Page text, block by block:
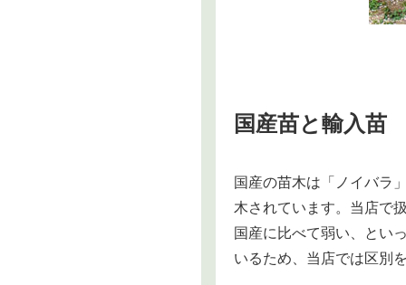
国産苗と輸入苗
国産の苗木は「ノイバラ
木されています。当店で
国産に比べて弱い、とい
いるため、当店では区別